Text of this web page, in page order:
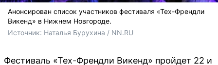
Анонсирован список участников фестиваля «Тех-Френдли
Викенд» в Нижнем Новгороде.
Источник: Наталья Бурухина / NN.RU
Фестиваль «Тех-Френдли Викенд» пройдет 22 и